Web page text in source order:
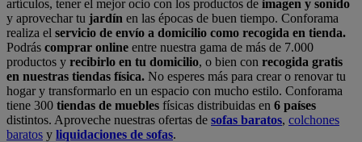
artículos, tener el mejor ocio con los productos de imagen y sonido
y aprovechar tu jardín en las épocas de buen tiempo. Conforama
realiza el servicio de envío a domicilio como recogida en tienda.
Podrás comprar online entre nuestra gama de más de 7.000
productos y recibirlo en tu domicilio, o bien con recogida gratis
en nuestras tiendas física. No esperes más para crear o renovar tu
hogar y transformarlo en un espacio con mucho estilo. Conforama
tiene 300 tiendas de muebles físicas distribuidas en 6 países
distintos. Aproveche nuestras ofertas de sofas baratos, colchones
baratos y liquidaciones de sofas.